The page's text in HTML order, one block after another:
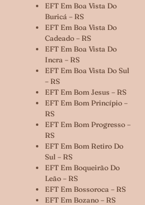
EFT Em Boa Vista Do
Buricá – RS
EFT Em Boa Vista Do
Cadeado – RS
EFT Em Boa Vista Do
Incra – RS
EFT Em Boa Vista Do Sul
– RS
EFT Em Bom Jesus – RS
EFT Em Bom Princípio –
RS
EFT Em Bom Progresso –
RS
EFT Em Bom Retiro Do
Sul – RS
EFT Em Boqueirão Do
Leão – RS
EFT Em Bossoroca – RS
EFT Em Bozano – RS